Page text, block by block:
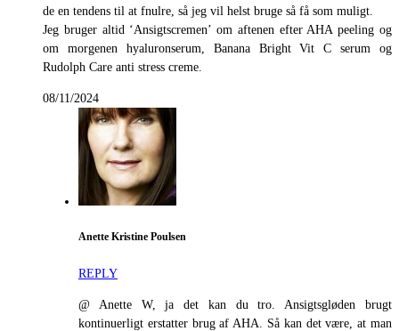
de en tendens til at fnulre, så jeg vil helst bruge så få som muligt.
Jeg bruger altid ‘Ansigtscremen’ om aftenen efter AHA peeling og
om morgenen hyaluronserum, Banana Bright Vit C serum og
Rudolph Care anti stress creme.
08/11/2024
Anette Kristine Poulsen
REPLY
@ Anette W, ja det kan du tro. Ansigtsgløden brugt
kontinuerligt erstatter brug af AHA. Så kan det være, at man